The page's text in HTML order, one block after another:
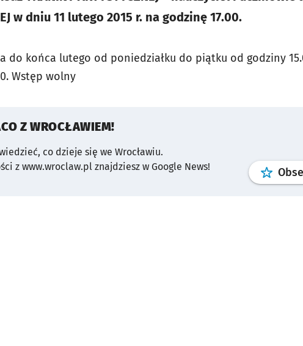
w dniu 11 lutego 2015 r. na godzinę 17.00.
do końca lutego od poniedziałku do piątku od godziny
Wstęp wolny
Z WROCŁAWIEM!
co dzieje się we Wrocławiu.
z www.wroclaw.pl znajdziesz w Google News!